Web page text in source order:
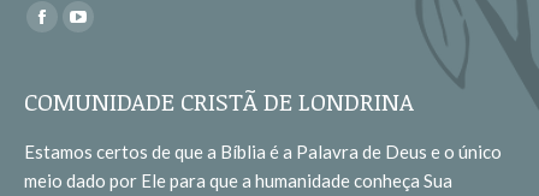
Encontre-nos em:
Facebook
opens
new
window
opens
new
window
COMUNIDADE CRISTÃ DE LONDRINA
Estamos certos de que a Bíblia é a Palavra de Deus e o único
meio dado por Ele para que a humanidade conheça Sua